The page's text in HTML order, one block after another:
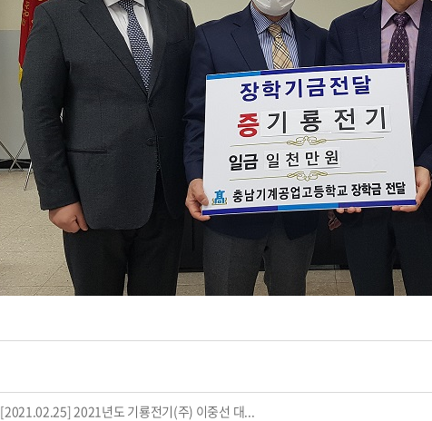
[2021.02.25] 2021년도 기룡전기(주) 이중선 대...